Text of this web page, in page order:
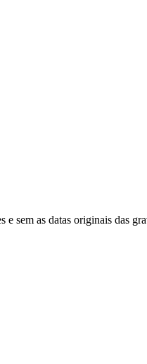
sem as datas originais das